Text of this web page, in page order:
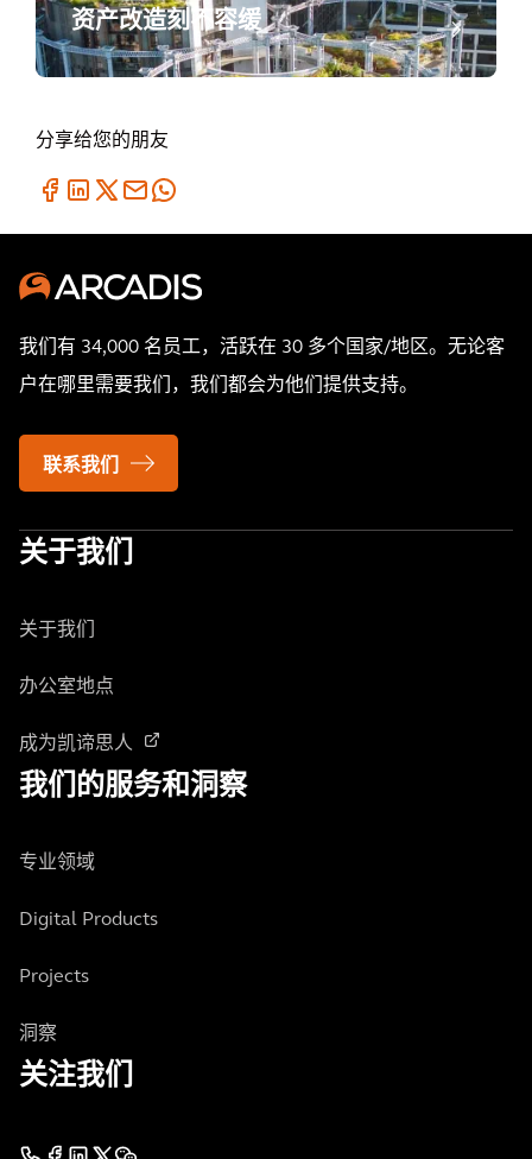
资产改造刻不容缓
分享给您的朋友
我们有 34,000 名员工，活跃在 30 多个国家/地区。无论客
户在哪里需要我们，我们都会为他们提供支持。
联系我们
关于我们
关于我们
办公室地点
成为凯谛思人
我们的服务和洞察
专业领域
Digital Products
Projects
洞察
关注我们